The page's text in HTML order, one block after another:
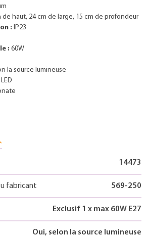
de haut, 24 cm de large, 15 cm de profondeur
: IP23
: 60W
la source lumineuse
LED
14473
fabricant 569-250
Exclusif 1 x max 60W E27
Oui, selon la source lumineuse